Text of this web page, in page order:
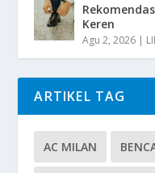
Keren
Agu 2, 2026 |
ARTIKEL TAG
AC MILAN